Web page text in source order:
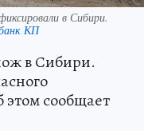
в Сибири.
КП
в Сибири.
этом сообщает